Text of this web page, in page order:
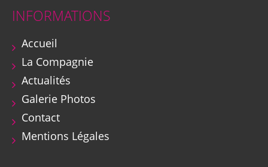
INFORMATIONS
Accueil
La Compagnie
Actualités
Galerie Photos
Contact
Mentions Légales